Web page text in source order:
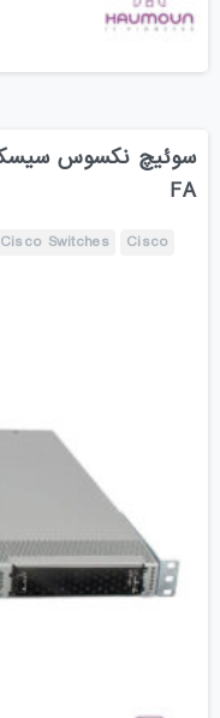
FA
Cisco
Cisco Switches